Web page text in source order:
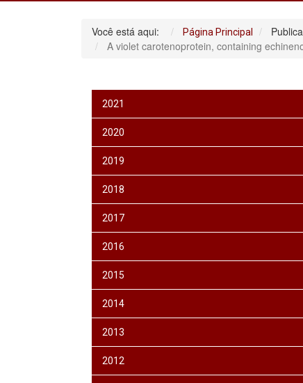
Você está aqui: Página Principal
A violet carotenoprotein, containing
2021
2020
2019
2018
2017
2016
2015
2014
2013
2012